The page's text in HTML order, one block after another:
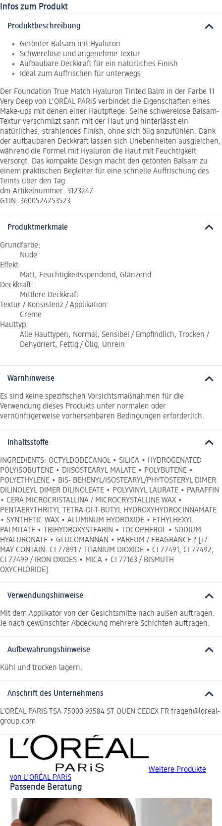
Infos zum Produkt
Produktbeschreibung
Getönter Balsam mit Hyaluron
Schwerelose und angenehme Textur
Aufbaubare Deckkraft für ein natürliches Finish
Ideal zum Auffrischen für unterwegs
Der Foundation True Match Hyaluron Tinted Balm in der Farbe 11
Very Deep von L'ORÉAL PARiS verbindet die Eigenschaften eines
Make-ups mit denen einer Hautpflege. Seine schwerelose Balsam-
Textur verschmilzt sanft mit der Haut und hinterlässt ein
natürliches, strahlendes Finish, ohne sich ölig anzufühlen. Dank
der aufbaubaren Deckkraft lassen sich Unebenheiten ausgleichen,
während die Formel mit Hyaluron die Haut mit Feuchtigkeit
versorgt. Das kompakte Design macht den getönten Balsam zu
einem praktischen Begleiter für eine schnelle Auffrischung des
Teints über den Tag.
dm-Artikelnummer: 3123247
GTIN: 3600524253523
Produktmerkmale
Grundfarbe:
Nude
Effekt:
Matt, Feuchtigkeitsspendend, Glänzend
Deckkraft:
Mittlere Deckkraft
Textur / Konsistenz / Applikation:
Creme
Hauttyp:
Alle Hauttypen, Normal, Sensibel / Empfindlich, Trocken /
Dehydriert, Fettig / Ölig, Unrein
Warnhinweise
Es sind keine spezifischen Vorsichtsmaßnahmen für die
Verwendung dieses Produkts unter normalen oder
vernünftigerweise vorhersehbaren Bedingungen erforderlich.
Inhaltsstoffe
INGREDIENTS: OCTYLDODECANOL • SILICA • HYDROGENATED
POLYISOBUTENE • DIISOSTEARYL MALATE • POLYBUTENE •
POLYETHYLENE • BIS- BEHENYL/ISOSTEARYL/PHYTOSTERYL DIMER
DILINOLEYL DIMER DILINOLEATE • POLYVINYL LAURATE • PARAFFIN
• CERA MICROCRISTALLINA / MICROCRYSTALLINE WAX •
PENTAERYTHRITYL TETRA-DI-T-BUTYL HYDROXYHYDROCINNAMATE
• SYNTHETIC WAX • ALUMINUM HYDROXIDE • ETHYLHEXYL
PALMITATE • TRIHYDROXYSTEARIN • TOCOPHEROL • SODIUM
HYALURONATE • GLUCOMANNAN • PARFUM / FRAGRANCE ? [+/-
MAY CONTAIN: CI 77891 / TITANIUM DIOXIDE • CI 77491, CI 77492,
CI 77499 / IRON OXIDES • MICA • CI 77163 / BISMUTH
OXYCHLORIDE].
Verwendungshinweise
Mit dem Applikator von der Gesichtsmitte nach außen auftragen.
Je nach gewünschter Abdeckung mehrere Schichten auftragen.
Aufbewahrungshinweise
Kühl und trocken lagern.
Anschrift des Unternehmens
L’ORÉAL PARIS TSA 75000 93584 ST OUEN CEDEX FR fragen@loreal-
group.com
Weitere Produkte
von L'ORÉAL PARiS
Passende Beratung